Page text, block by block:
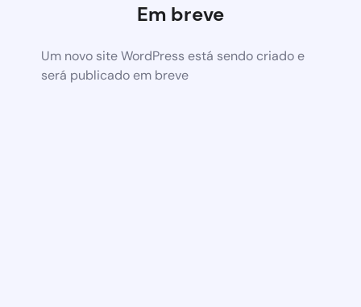
Em breve
Um novo site WordPress está sendo criado e
será publicado em breve